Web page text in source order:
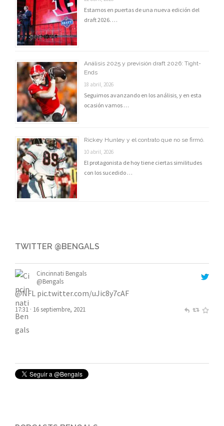
Estamos en puertas de una nueva edición del
draft 2026. …
Análisis 2025 y previsión draft 2026: Tight-
Ends
18 abril, 2026
Seguimos avanzando en los análisis, y en esta
ocasión vamos …
Rickey Hunley y el contrato que no se firmó.
10 abril, 2026
El protagonista de hoy tiene ciertas similitudes
con los sucedido …
TWITTER @BENGALS
@Bengals
@NFL pic.twitter.com/uJic8y7cAF
17:31 · 16 septiembre, 2021
@Bengals
bUT hE dRoPs EverYthInG Next: